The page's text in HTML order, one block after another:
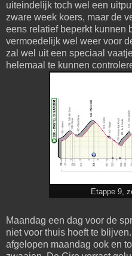
uiteindelijk toch wel een
zware week koers, maar de
eens relatief beperkt kunnen
vermoedelijk wel weer voor
zal wel uit een speciaal
helemaal te kunnen
Etappe 9,
Maandag een dag voor de
niet voor thuis hoeft te
afgelopen maandag ook en